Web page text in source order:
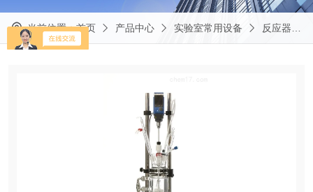
当前位置：首页 产品中心 实验室常用设备 反应器